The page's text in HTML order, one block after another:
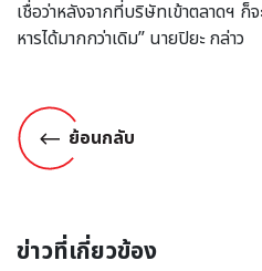
เชื่อว่าหลังจากที่บริษัทเข้าตลาดฯ ก็
หารได้มากกว่าเดิม” นายปิยะ กล่าว
ย้อนกลับ
ข่าวที่เกี่ยวข้อง